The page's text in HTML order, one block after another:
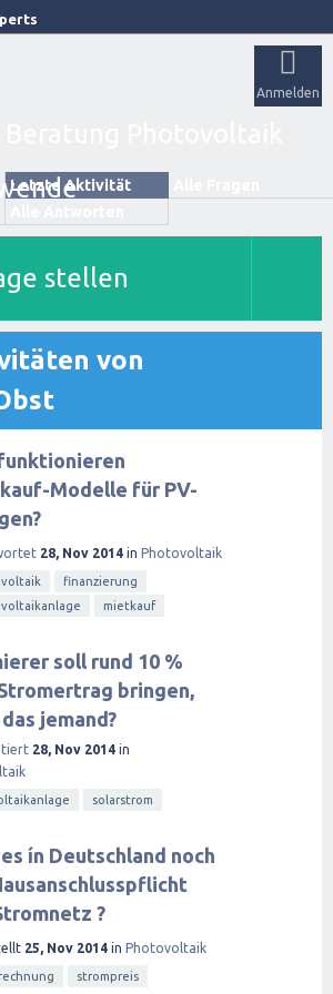
Anmelden
Letzte Aktivität
stellen
von
Modelle für PV-
28, Nov 2014 in Photovoltaik
finanzierung
mietkauf
soll rund 10 %
bringen,
jemand?
28, Nov 2014 in
solarstrom
ín Deutschland noch
?
25, Nov 2014 in Photovoltaik
strompreis